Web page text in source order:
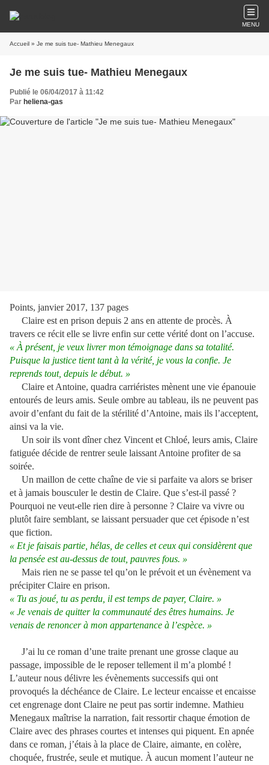
MENU
Accueil » Je me suis tue- Mathieu Menegaux
Je me suis tue- Mathieu Menegaux
Publié le 06/04/2017 à 11:42
Par heliena-gas
Points, janvier 2017, 137 pages
Claire est en prison depuis 2 ans en attente de procès. À
travers ce récit elle se livre enfin sur cette vérité dont on l’accuse.
« À présent, je veux livrer mon témoignage dans sa totalité.
Puisque la justice tient tant à la vérité, je vous la confie. Je
reprends tout, depuis le début. »
Claire et Antoine, quadra carriéristes mènent une vie épanouie
entourés de leurs amis. Seule ombre au tableau, ils ne peuvent pas
avoir d’enfant du fait de la stérilité d’Antoine, mais ils l’acceptent,
ainsi va la vie.
Un soir ils vont dîner chez Vincent et Chloé, leurs amis, Claire
fatiguée décide de rentrer seule laissant Antoine profiter de sa
soirée.
Un maillon de cette chaîne de vie si parfaite va alors se briser
et à jamais bousculer le destin de Claire. Que s’est-il passé ?
Pourquoi ne veut-elle rien dire à personne ? Claire va vivre ou
plutôt faire semblant, se laissant persuader que cet épisode n’est
que fiction.
« Et je faisais partie, hélas, de celles et ceux qui considèrent que
la pensée est au-dessus de tout, pauvres fous. »
Mais rien ne se passe tel qu’on le prévoit et un évènement va
précipiter Claire en prison.
« Tu as joué, tu as perdu, il est temps de payer, Claire. »
« Je venais de quitter la communauté des êtres humains. Je
venais de renoncer à mon appartenance à l’espèce. »
J’ai lu ce roman d’une traite prenant une grosse claque au
passage, impossible de le reposer tellement il m’a plombé !
L’auteur nous délivre les évènements successifs qui ont
provoqués la déchéance de Claire. Le lecteur encaisse et encaisse
cet engrenage dont Claire ne peut pas sortir indemne. Mathieu
Menegaux maîtrise la narration, fait ressortir chaque émotion de
Claire avec des phrases courtes et intenses qui piquent. En apnée
dans ce roman, j’étais à la place de Claire, aimante, en colère,
choquée, frustrée, seule et mutique. À aucun moment l’auteur ne